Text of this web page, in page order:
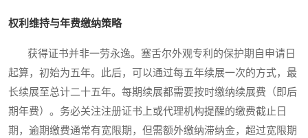
权利维持与年费缴纳策略
获得证书并非一劳永逸。塞舌尔外观专利的保护期自申请日
起算，初始为五年。此后，可以通过每五年续展一次的方式，最
长续展至总计二十五年。每期续展都需要按时缴纳续展费（即后
期年费）。务必关注注册证书上或代理机构提醒的缴费截止日
期，逾期缴费通常有宽限期，但需额外缴纳滞纳金，超过宽限期